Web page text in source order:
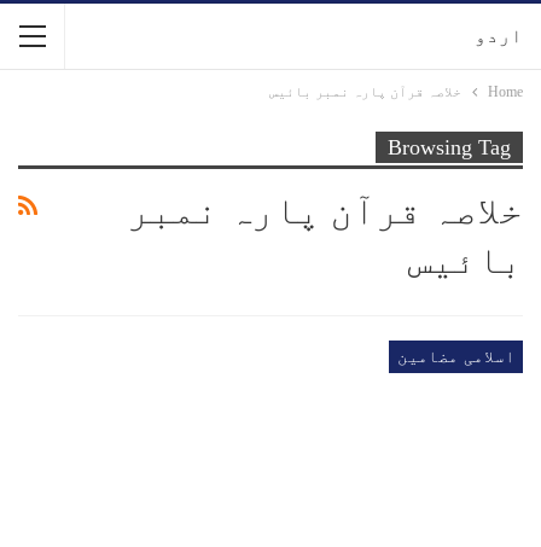
اردو
Home خلاصہ قرآن پارہ نمبر بائیس
Browsing Tag
خلاصہ قرآن پارہ نمبر
بائیس
اسلامی مضامین